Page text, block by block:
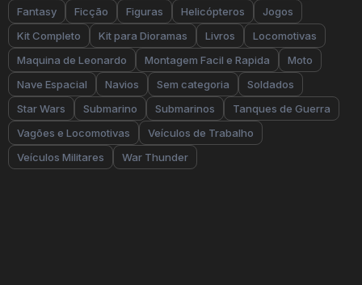
Fantasy
Ficção Figuras Helicópteros
Jogos
Kit Completo
Kit para Dioramas Livros
Locomotivas
Maquina de Leonardo
Montagem Facil e Rapida
Moto
Nave Espacial
Navios Sem categoria
Soldados
Star Wars
Submarino Submarinos
Tanques de Guerra
Vagões e Locomotivas
Veículos de Trabalho
Veículos Militares
War Thunder